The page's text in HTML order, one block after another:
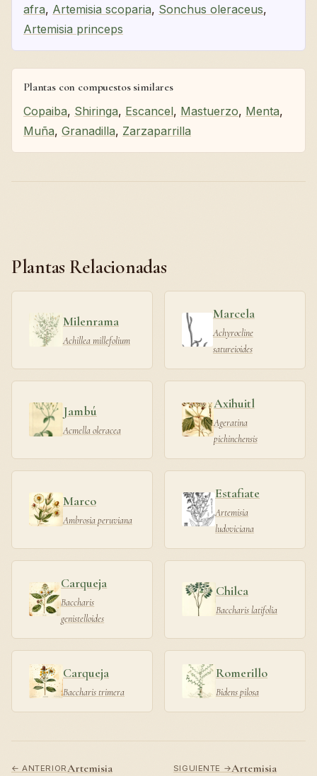
afra, Artemisia scoparia, Sonchus oleraceus,
Artemisia princeps
Plantas con compuestos similares
Copaiba, Shiringa, Escancel, Mastuerzo, Menta,
Muña, Granadilla, Zarzaparrilla
Plantas Relacionadas
Milenrama
Achillea millefolium
Marcela
Achyrocline
satureioides
Jambú
Acmella oleracea
Axihuitl
Ageratina
pichinchensis
Marco
Ambrosia peruviana
Estafiate
Artemisia
ludoviciana
Carqueja
Baccharis
genistelloides
Chilca
Baccharis latifolia
Carqueja
Baccharis trimera
Romerillo
Bidens pilosa
← ANTERIORArtemisia SIGUIENTE →Artemisia